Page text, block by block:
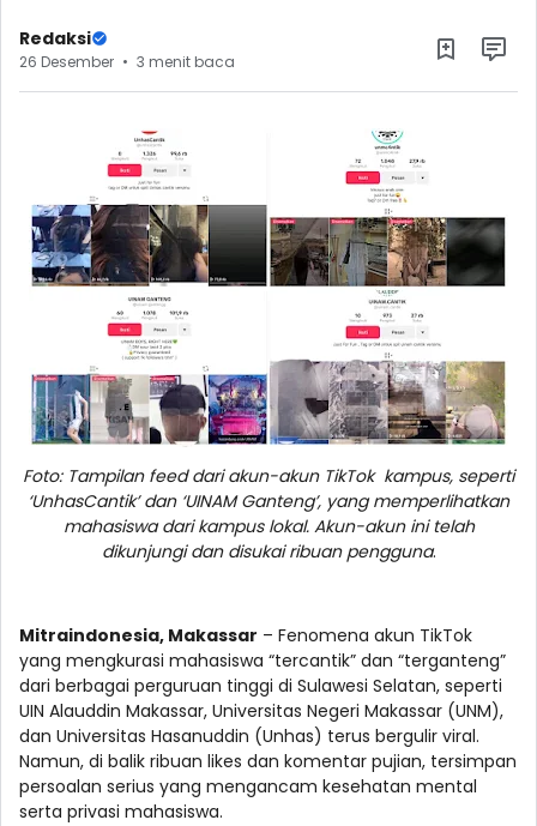
Redaksi
26 Desember 3 menit baca
Foto: Tampilan feed dari akun-akun TikTok kampus, seperti
‘UnhasCantik’ dan ‘UINAM Ganteng’, yang memperlihatkan
mahasiswa dari kampus lokal. Akun-akun ini telah
dikunjungi dan disukai ribuan pengguna.
Mitraindonesia, Makassar – Fenomena akun TikTok
yang mengkurasi mahasiswa “tercantik” dan “terganteng”
dari berbagai perguruan tinggi di Sulawesi Selatan, seperti
UIN Alauddin Makassar, Universitas Negeri Makassar (UNM),
dan Universitas Hasanuddin (Unhas) terus bergulir viral.
Namun, di balik ribuan likes dan komentar pujian, tersimpan
persoalan serius yang mengancam kesehatan mental
serta privasi mahasiswa.